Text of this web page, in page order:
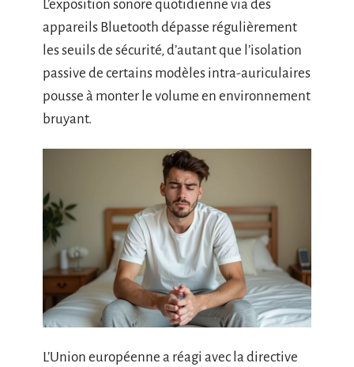
L’exposition sonore quotidienne via des
appareils Bluetooth dépasse régulièrement
les seuils de sécurité, d’autant que l’isolation
passive de certains modèles intra-auriculaires
pousse à monter le volume en environnement
bruyant.
L’Union européenne a réagi avec la directive